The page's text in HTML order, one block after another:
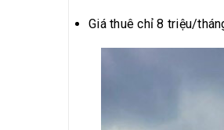
Giá thuê chỉ 8 triệu/